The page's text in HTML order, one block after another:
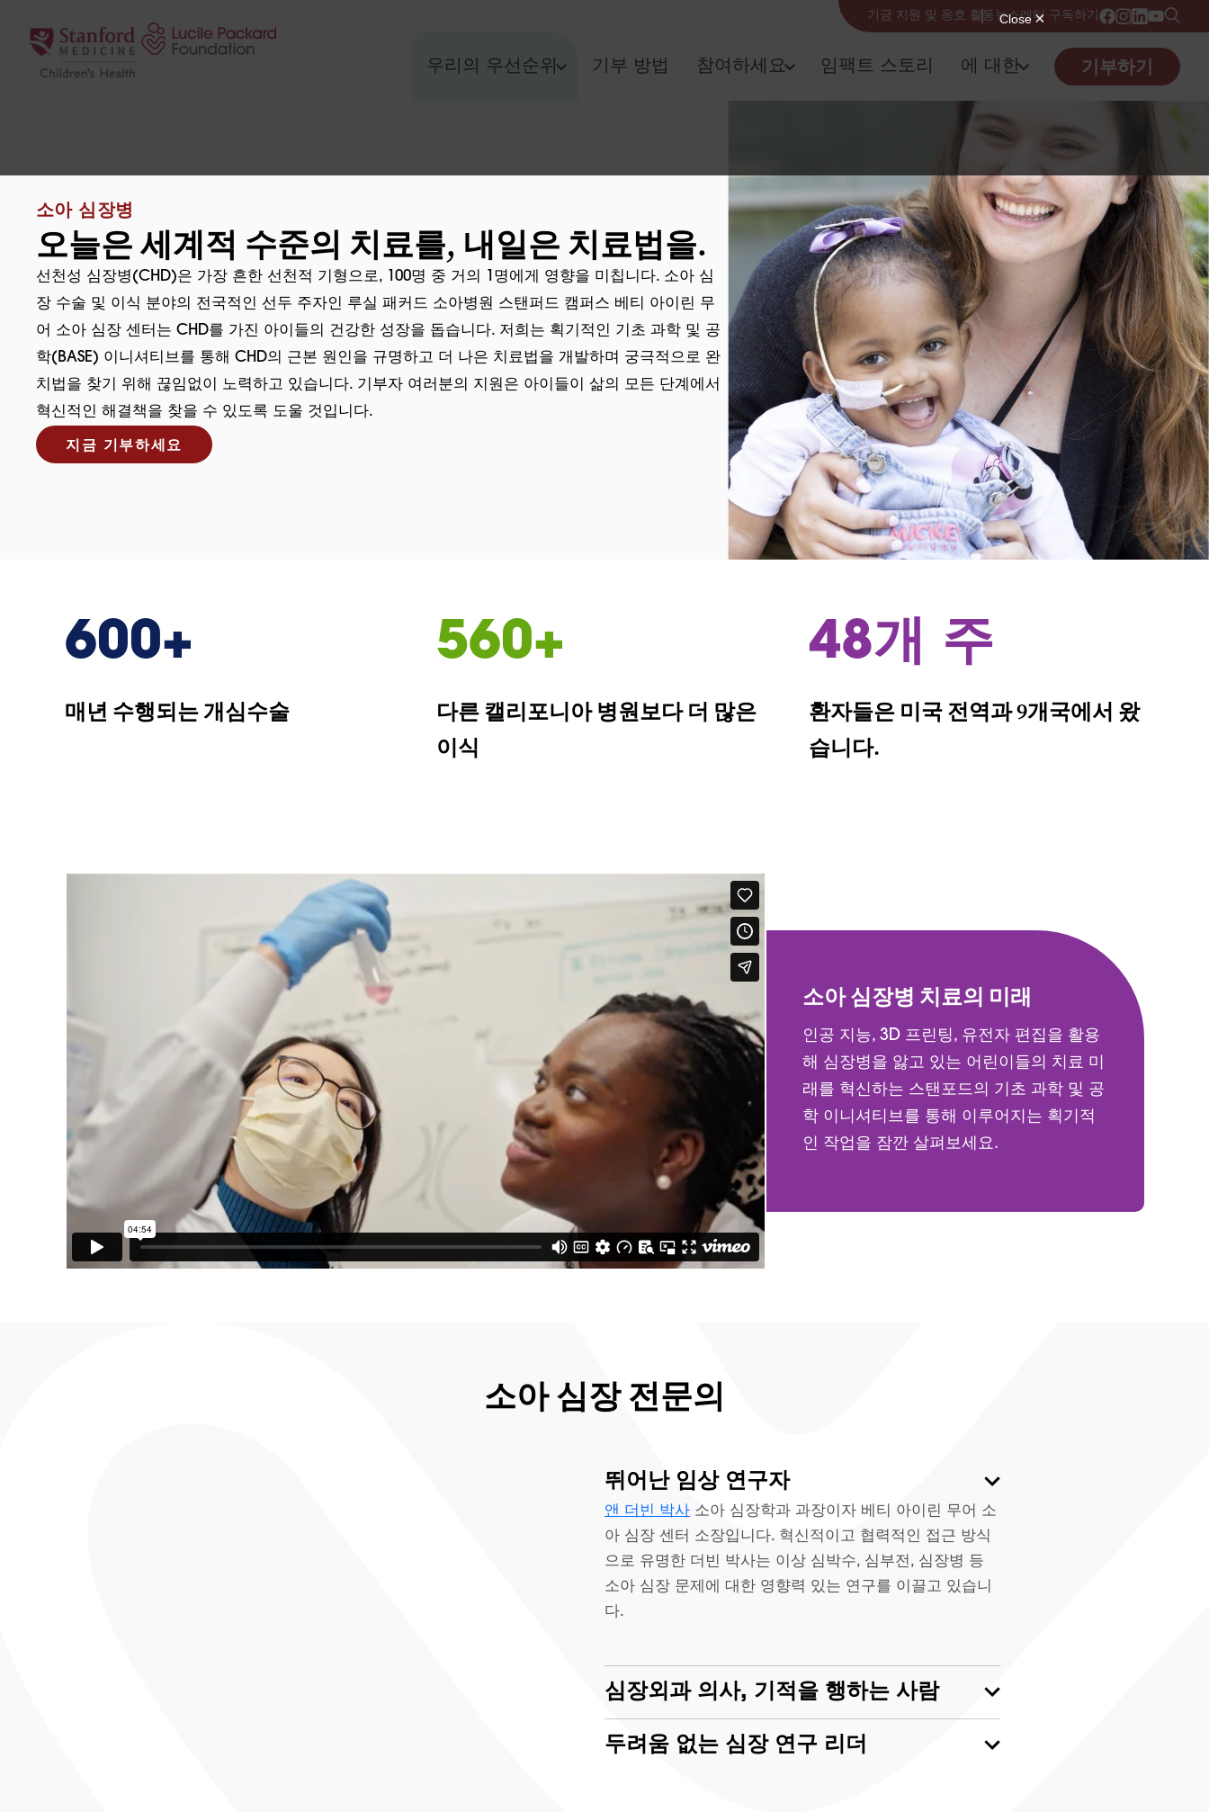
기금 지원 및 옹호 활동뉴스레터 구독하기
우리의 우선순위 기부 방법 참여하세요 임팩트 스토리 에 대한 기부하기
소아 심장병
오늘은 세계적 수준의 치료를, 내일은 치료법을.
선천성 심장병(CHD)은 가장 흔한 선천적 기형으로, 100명 중 거의 1명에게 영향을 미칩니다. 소아 심
장 수술 및 이식 분야의 전국적인 선두 주자인 루실 패커드 소아병원 스탠퍼드 캠퍼스 베티 아이린 무
어 소아 심장 센터는 CHD를 가진 아이들의 건강한 성장을 돕습니다. 저희는 획기적인 기초 과학 및 공
학(BASE) 이니셔티브를 통해 CHD의 근본 원인을 규명하고 더 나은 치료법을 개발하며 궁극적으로 완
치법을 찾기 위해 끊임없이 노력하고 있습니다. 기부자 여러분의 지원은 아이들이 삶의 모든 단계에서
혁신적인 해결책을 찾을 수 있도록 도울 것입니다.
지금 기부하세요
600+
매년 수행되는 개심수술
560+
다른 캘리포니아 병원보다 더 많은
이식
48개 주
환자들은 미국 전역과 9개국에서 왔
습니다.
소아 심장병 치료의 미래
인공 지능, 3D 프린팅, 유전자 편집을 활용
해 심장병을 앓고 있는 어린이들의 치료 미
래를 혁신하는 스탠포드의 기초 과학 및 공
학 이니셔티브를 통해 이루어지는 획기적
인 작업을 잠깐 살펴보세요.
소아 심장 전문의
뛰어난 임상 연구자
앤 더빈 박사 소아 심장학과 과장이자 베티 아이린 무어 소
아 심장 센터 소장입니다. 혁신적이고 협력적인 접근 방식
으로 유명한 더빈 박사는 이상 심박수, 심부전, 심장병 등
소아 심장 문제에 대한 영향력 있는 연구를 이끌고 있습니
다.
심장외과 의사, 기적을 행하는 사람
두려움 없는 심장 연구 리더